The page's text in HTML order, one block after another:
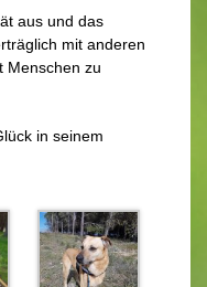
aus und das
mit anderen
Menschen zu
in seinem